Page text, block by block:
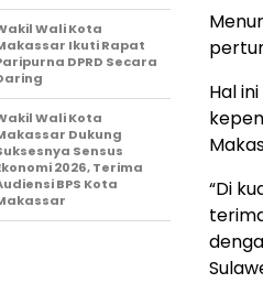
Hal
“Di
Wali Kota
Ikuti Rapat
DPRD Secara
Wali Kota
Dukung
Sensus
2026, Terima
BPS Kota